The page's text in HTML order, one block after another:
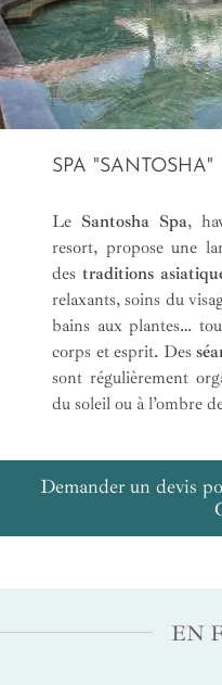
SPA "SANTOSHA"
Le Santosha Spa,
resort, propose une
des traditions
relaxants, soins du
bains aux plantes…
corps et esprit. Des
sont régulièrement
du soleil ou à l’ombre
Demander un devis
EN